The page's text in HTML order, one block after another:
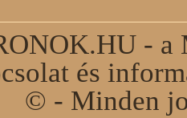
- a
és
© - Minden